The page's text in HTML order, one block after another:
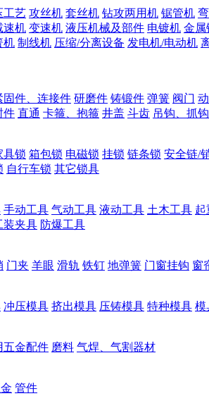
工艺 攻丝机 套丝机 钻攻两用机 锯管机
速机 变速机 液压机械及部件 电镀机 金属
机 制线机 压缩/分离设备 发电机/电动机
固件、连接件 研磨件 铸锻件 弹簧 阀门
件 直通 卡箍、抱箍 井盖 斗齿 吊钩、抓钩
具锁 箱包锁 电磁锁 挂锁 链条锁 安全链/
自行车锁 其它锁具
手动工具 气动工具 液动工具 土木工具 起
装夹具 防爆工具
门夹 羊眼 滑轨 铁钉 地弹簧 门窗挂钩 窗
冲压模具 挤出模具 压铸模具 特种模具 模
五金配件 磨料 气焊、气割器材
管件